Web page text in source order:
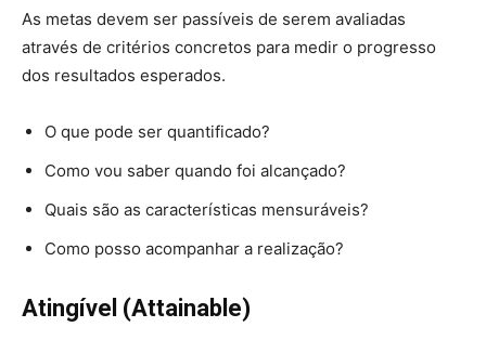
As metas devem ser passíveis de serem avaliadas
através de critérios concretos para medir o progresso
dos resultados esperados.
O que pode ser quantificado?
Como vou saber quando foi alcançado?
Quais são as características mensuráveis?
Como posso acompanhar a realização?
Atingível (Attainable)